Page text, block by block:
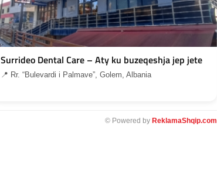
Surrideo Dental Care – Aty ku buzeqeshja jep jete
📍 Rr. “Bulevardi i Palmave”, Golem, Albania
© Powered by ReklamaShqip.com